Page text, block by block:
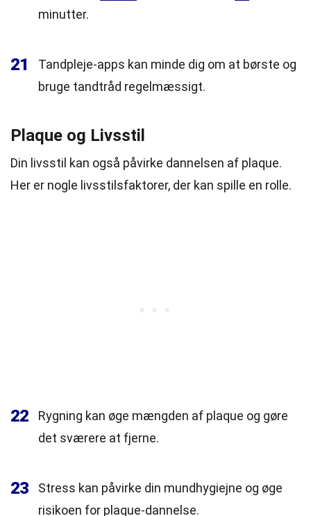
minutter.
21
Tandpleje-apps kan minde dig om at børste og
bruge tandtråd regelmæssigt.
Plaque og Livsstil
Din livsstil kan også påvirke dannelsen af plaque.
Her er nogle livsstilsfaktorer, der kan spille en rolle.
22
Rygning kan øge mængden af plaque og gøre
det sværere at fjerne.
23
Stress kan påvirke din mundhygiejne og øge
risikoen for plaque-dannelse.